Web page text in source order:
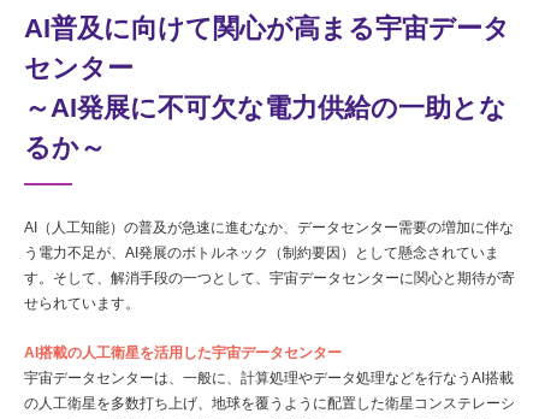
AI普及に向けて関心が高まる宇宙データ
センター
～AI発展に不可欠な電力供給の一助とな
るか～
AI（人工知能）の普及が急速に進むなか、データセンター需要の増加に伴な
う電力不足が、AI発展のボトルネック（制約要因）として懸念されていま
す。そして、解消手段の一つとして、宇宙データセンターに関心と期待が寄
せられています。
AI搭載の人工衛星を活用した宇宙データセンター
宇宙データセンターは、一般に、計算処理やデータ処理などを行なうAI搭載
の人工衛星を多数打ち上げ、地球を覆うように配置した衛星コンステレーシ